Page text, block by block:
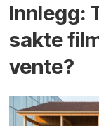
Innlegg:
sakte
vente?